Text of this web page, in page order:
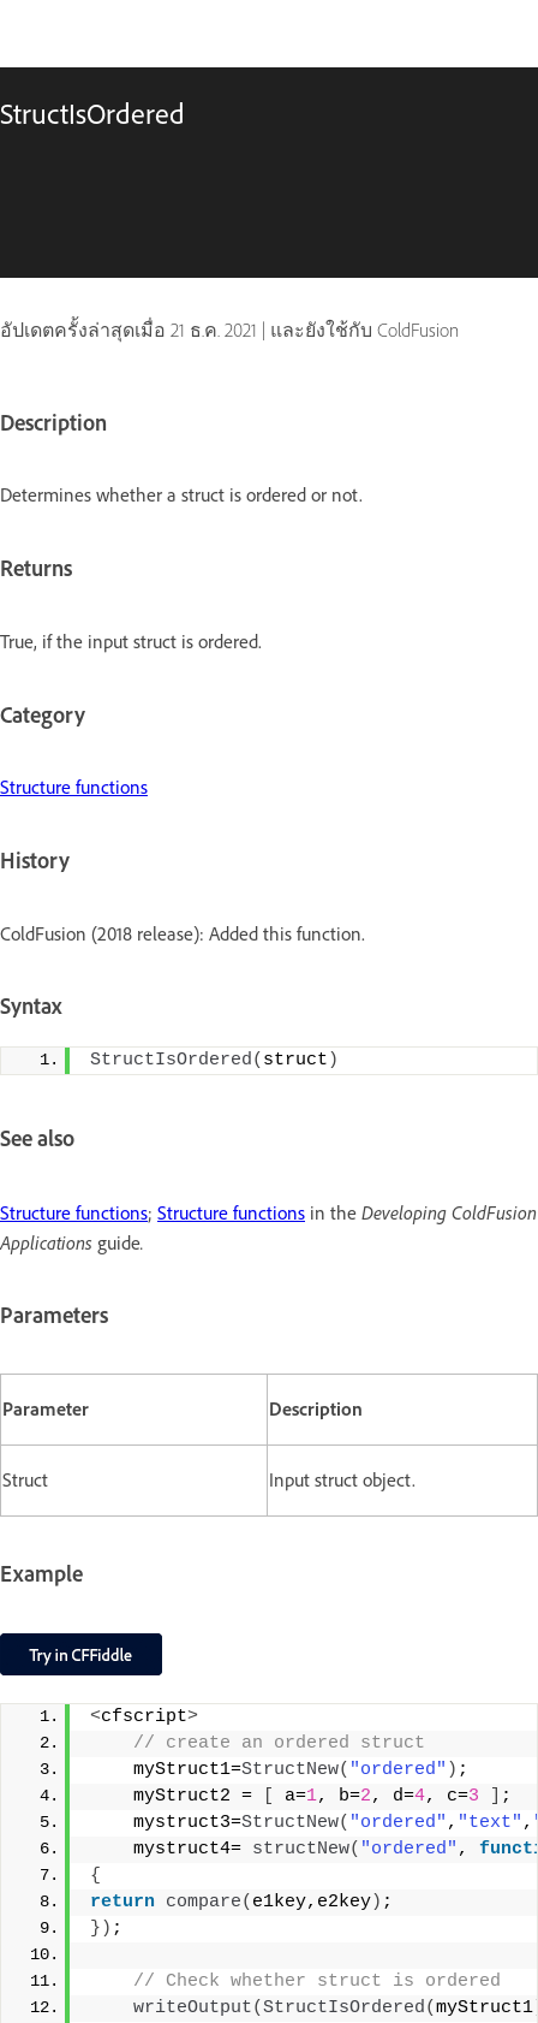
StructIsOrdered
อัปเดตครั้งล่าสุดเมื่อ 21 ธ.ค. 2021 | และยังใช้กับ ColdFusion
Description
Determines whether a struct is ordered or not.
Returns
True, if the input struct is ordered.
Category
Structure functions
History
ColdFusion (2018 release): Added this function.
Syntax
StructIsOrdered( struct )
See also
Structure functions; Structure functions in the Developing ColdFusion
Applications guide.
Parameters
Parameter Description
Struct Input struct object.
Example
<cfscript>
// create an ordered struct
    myStruct1=
StructNew( "ordered" ) ;
    myStruct2 =
a=1, b=2, d=4, c=3
;
    mystruct3=
StructNew( "ordered" , "text" ,
    mystruct4=
structNew( "ordered" ,
{
return compare( e1key,e2key) ;
}) ;
// Check whether struct is ordered
writeOutput(StructIsOrdered(myStruct1